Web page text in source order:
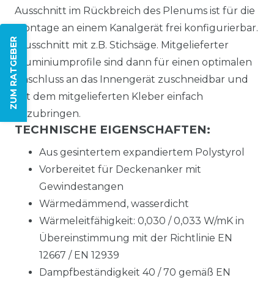
ZUM RATGEBER
Ausschnitt im Rückbreich des Plenums ist für die
Montage an einem Kanalgerät frei konfigurierbar.
(Ausschnitt mit z.B. Stichsäge. Mitgelieferter
Aluminiumprofile sind dann für einen optimalen
Anschluss an das Innengerät zuschneidbar und
mit dem mitgelieferten Kleber einfach
anzubringen.
TECHNISCHE EIGENSCHAFTEN:
Aus gesintertem expandiertem Polystyrol
Vorbereitet für Deckenanker mit
Gewindestangen
Wärmedämmend, wasserdicht
Wärmeleitfähigkeit: 0,030 / 0,033 W/mK in
Übereinstimmung mit der Richtlinie EN
12667 / EN 12939
Dampfbeständigkeit 40 / 70 gemäß EN